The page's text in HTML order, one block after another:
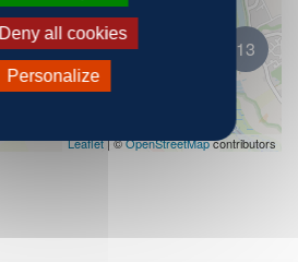
13
Leaflet| ©OpenStreetMapcontributors
Deny all cookies
Personalize